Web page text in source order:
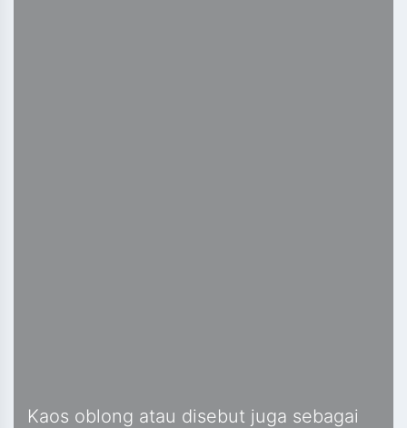
Kaos oblong atau disebut juga sebagai